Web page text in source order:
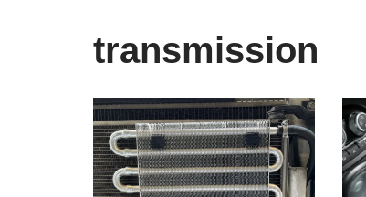
transmission